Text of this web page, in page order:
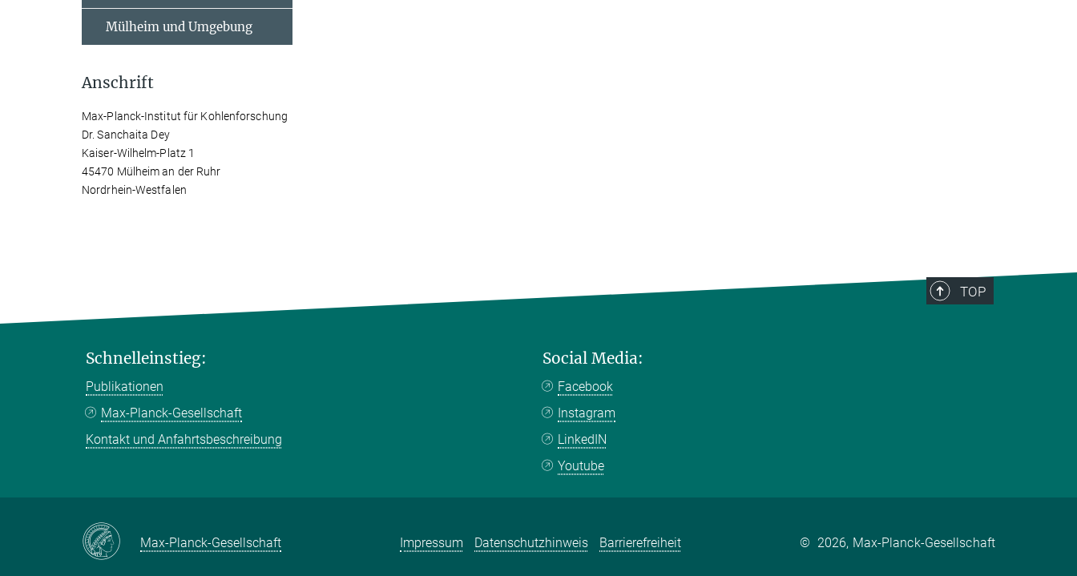
Mülheim und Umgebung
Anschrift
Max-Planck-Institut für Kohlenforschung
Dr. Sanchaita Dey
Kaiser-Wilhelm-Platz 1
45470 Mülheim an der Ruhr
Nordrhein-Westfalen
TOP
Schnelleinstieg:
Publikationen
Max-Planck-Gesellschaft
Kontakt und Anfahrtsbeschreibung
Social Media:
Facebook
Instagram
LinkedIN
Youtube
Max-Planck-Gesellschaft Impressum Datenschutzhinweis Barrierefreiheit © 2026, Max-Planck-Gesellschaft